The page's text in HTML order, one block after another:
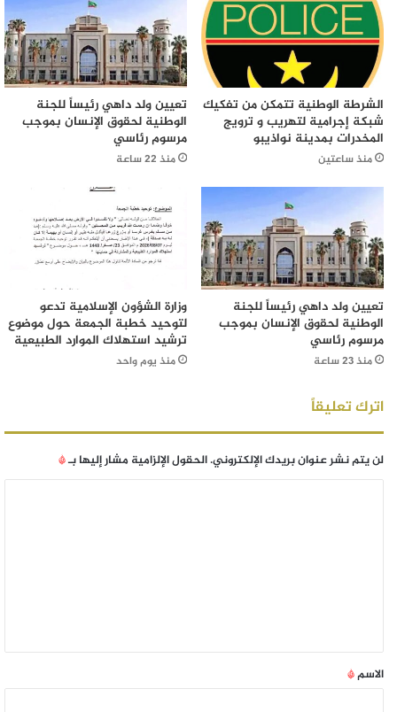
الشرطة الوطنية تتمكن من تفكيك
شبكة إجرامية لتهريب و ترويج
المخدرات بمدينة نواذيبو
منذ ساعتين
تعيين ولد داهي رئيساً للجنة
الوطنية لحقوق الإنسان بموجب
مرسوم رئاسي
منذ 22 ساعة
تعيين ولد داهي رئيساً للجنة
الوطنية لحقوق الإنسان بموجب
مرسوم رئاسي
منذ 23 ساعة
وزارة الشؤون الإسلامية تدعو
لتوحيد خطبة الجمعة حول موضوع
ترشيد استهلاك الموارد الطبيعية
منذ يوم واحد
اترك تعليقاً
لن يتم نشر عنوان بريدك الإلكتروني.الحقول الإلزامية مشار إليها بـ*
الاسم*